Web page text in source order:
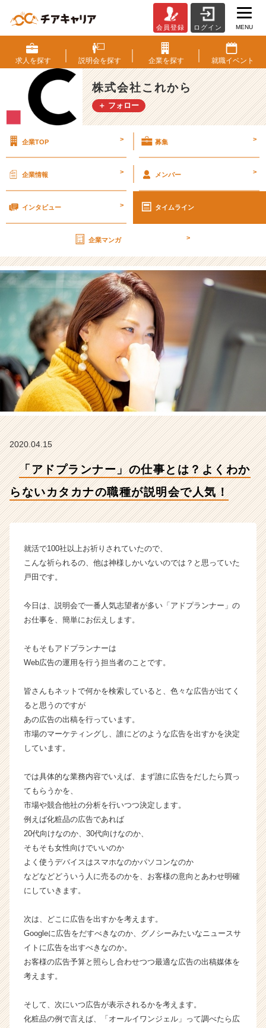
ド
プ
ラ
ン
ナ
ー」
と
く
な
い
カ
タ
カ
ナ
の
職
説
明
会
で
人
会
社
こ
の
イ
イ
ン】
ベ
チ
ー・
長
企
ス
ウ
ト
が
就
活
ト
チ
ア
キ
ャ
（C
会員登録 ログイン MENU
求人を探す 説明会を探す 企業を探す 就職イベント
株式会社これから
＋ フォロー
企業TOP > 募集 >
企業情報 > メンバー >
インタビュー > タイムライン
企業マンガ >
2020.04.15
「アドプランナー」の仕事とは？よくわか
らないカタカナの職種が説明会で人気！
就活で100社以上お祈りされていたので、
こんな祈られるの、他は神様しかいないのでは？と思っていた
戸田です。
今日は、説明会で一番人気志望者が多い「アドプランナー」の
お仕事を、簡単にお伝えします。
そもそもアドプランナーは
Web広告の運用を行う担当者のことです。
皆さんもネットで何かを検索していると、色々な広告が出てく
ると思うのですが
あの広告の出稿を行っています。
市場のマーケティングし、誰にどのような広告を出すかを決定
しています。
では具体的な業務内容でいえば、まず誰に広告をだしたら買っ
てもらうかを、
市場や競合他社の分析を行いつつ決定します。
例えば化粧品の広告であれば
20代向けなのか、30代向けなのか、
そもそも女性向けでいいのか
よく使うデバイスはスマホなのかパソコンなのか
などなどどういう人に売るのかを、お客様の意向とあわせ明確
にしていきます。
次は、どこに広告を出すかを考えます。
Googleに広告をだすべきなのか、グノシーみたいなニュースサ
イトに広告を出すべきなのか。
お客様の広告予算と照らし合わせつつ最適な広告の出稿媒体を
考えます。
そして、次にいつ広告が表示されるかを考えます。
化粧品の例で言えば、「オールイワンジェル」って調べたら広